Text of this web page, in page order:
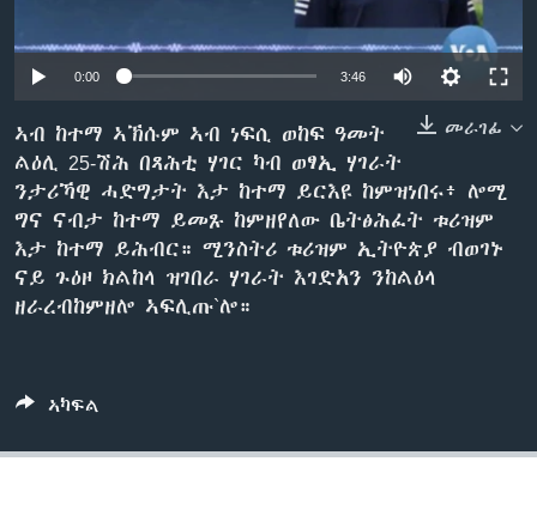
ቋንቋታት
0:00 3:46
መራገፊ
ኣብ ከተማ ኣኽሱም ኣብ ነፍሲ ወከፍ ዓመት
ልዕሊ 25-ሽሕ በጻሕቲ ሃገር ካብ ወፃኢ ሃገራት
ንታሪኻዊ ሓድግታት እታ ከተማ ይርእዩ ከምዝነበሩ፥ ሎሚ
ግና ናብታ ከተማ ይመጹ ከምዘየለው ቤትፅሕፈት ቱሪዝም
እታ ከተማ ይሕብር። ሚንስትሪ ቱሪዝም ኢትዮጵያ ብወገኑ
ናይ ጉዕዞ ክልከላ ዝገበራ ሃገራት እገድአን ንከልዕላ
ዘራረብከምዘሎ ኣፍሊጡ`ሎ።
ኣካፍል